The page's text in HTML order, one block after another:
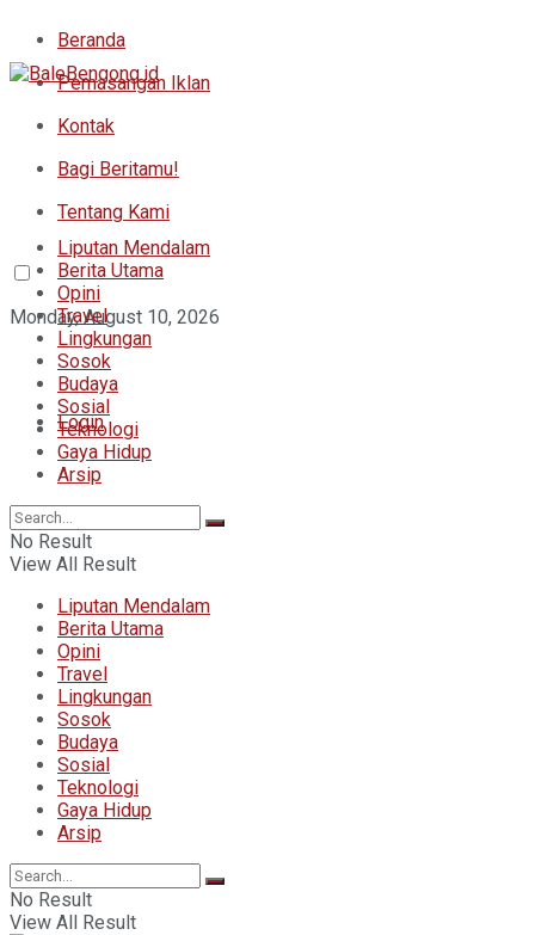
Beranda
Pemasangan Iklan
Kontak
Bagi Beritamu!
Tentang Kami
Monday, August 10, 2026
Login
Liputan Mendalam
Berita Utama
Opini
Travel
Lingkungan
Sosok
Budaya
Sosial
Teknologi
Gaya Hidup
Arsip
No Result
View All Result
Liputan Mendalam
Berita Utama
Opini
Travel
Lingkungan
Sosok
Budaya
Sosial
Teknologi
Gaya Hidup
Arsip
No Result
View All Result